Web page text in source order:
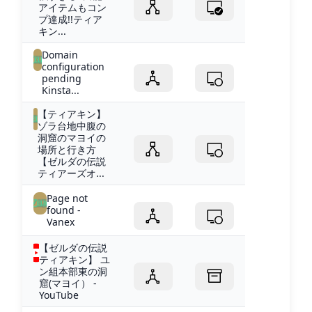
アイテムもコン
プ達成!!ティア
キン...
Domain
configuration
pending
Kinsta...
【ティアキン】
ゾラ台地中腹の
洞窟のマヨイの
場所と行き方
【ゼルダの伝説
ティアーズオ...
Page not
found -
Vanex
【ゼルダの伝説
ティアキン】 ユ
ン組本部東の洞
窟(マヨイ） -
YouTube